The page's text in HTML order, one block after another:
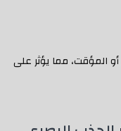
المؤقت، مما يؤثر على